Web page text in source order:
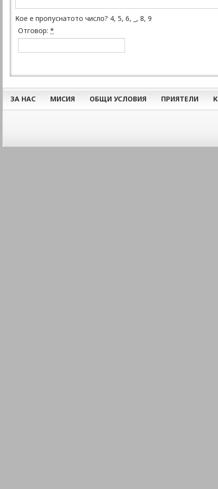
Кое е пропуснатото число? 4, 5, 6, _, 8, 9
Отговор: *
ЗА НАС МИСИЯ ОБЩИ УСЛОВИЯ ПРИЯТЕЛИ